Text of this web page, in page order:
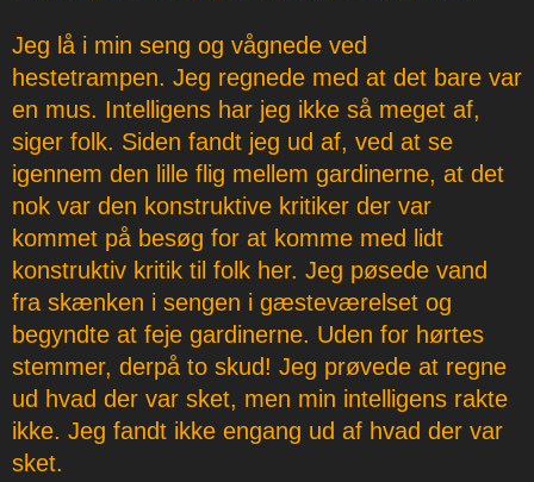
Jeg lå i min seng og vågnede ved
hestetrampen. Jeg regnede med at det bare var
en mus. Intelligens har jeg ikke så meget af,
siger folk. Siden fandt jeg ud af, ved at se
igennem den lille flig mellem gardinerne, at det
nok var den konstruktive kritiker der var
kommet på besøg for at komme med lidt
konstruktiv kritik til folk her. Jeg pøsede vand
fra skænken i sengen i gæsteværelset og
begyndte at feje gardinerne. Uden for hørtes
stemmer, derpå to skud! Jeg prøvede at regne
ud hvad der var sket, men min intelligens rakte
ikke. Jeg fandt ikke engang ud af hvad der var
sket.